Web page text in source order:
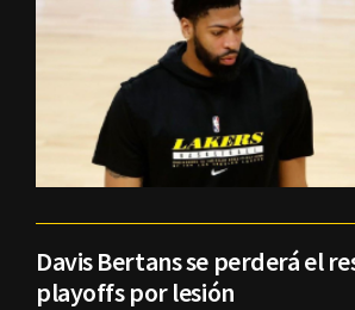
Davis Bertans se perderá el
playoffs por lesión